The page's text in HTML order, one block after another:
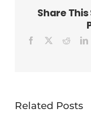
Share
Facebook Reddit
Related Posts